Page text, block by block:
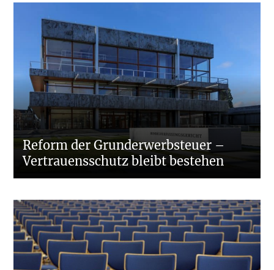
Reform der Grunderwerbsteuer –
Vertrauensschutz bleibt bestehen